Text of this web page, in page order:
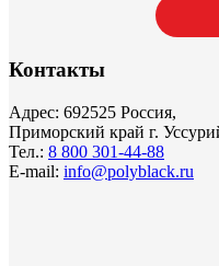
Контакты
Адрес: 692525 Россия,
Приморский край г.
Тел.: 8 800 301-44-88
E-mail: info@polyblack.ru